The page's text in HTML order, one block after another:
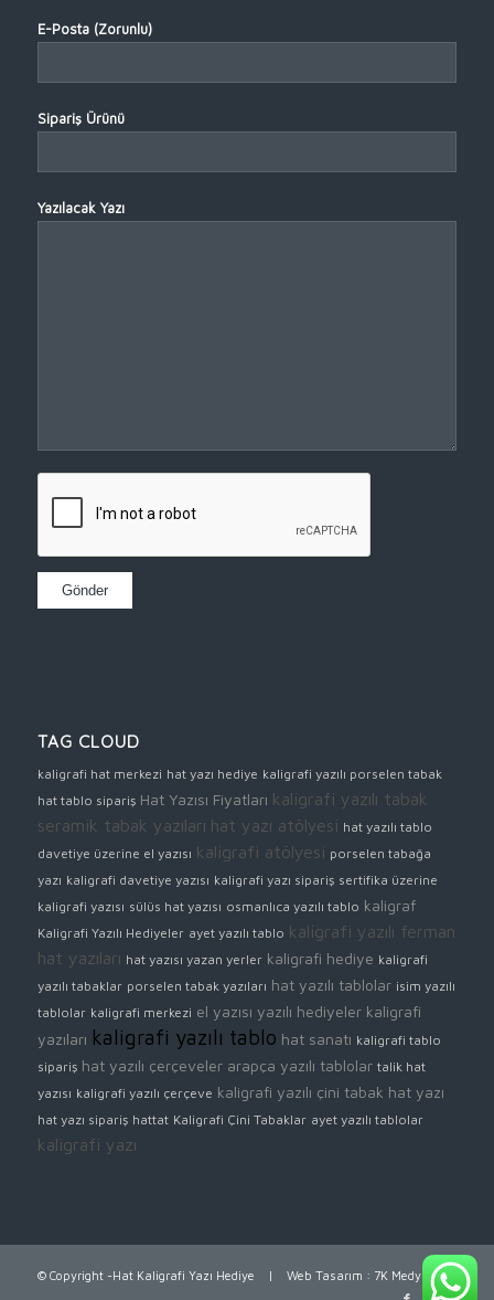
E-Posta (Zorunlu)
Sipariş Ürünü
Yazılacak Yazı
TAG CLOUD
kaligrafi hat merkezi hat yazı hediye kaligrafi yazılı porselen tabak
hat tablo sipariş Hat Yazısı Fiyatları kaligrafi yazılı tabak
seramik tabak yazıları hat yazı atölyesi hat yazılı tablo
davetiye üzerine el yazısı kaligrafi atölyesi porselen tabağa
yazı kaligrafi davetiye yazısı kaligrafi yazı sipariş sertifika üzerine
kaligrafi yazısı sülüs hat yazısı osmanlıca yazılı tablo kaligraf
Kaligrafi Yazılı Hediyeler ayet yazılı tablo kaligrafi yazılı ferman
hat yazıları hat yazısı yazan yerler kaligrafi hediye kaligrafi
yazılı tabaklar porselen tabak yazıları hat yazılı tablolar isim yazılı
tablolar kaligrafi merkezi el yazısı yazılı hediyeler kaligrafi
yazıları kaligrafi yazılı tablo hat sanatı kaligrafi tablo
sipariş hat yazılı çerçeveler arapça yazılı tablolar talik hat
yazısı kaligrafi yazılı çerçeve kaligrafi yazılı çini tabak hat yazı
hat yazı sipariş hattat Kaligrafi Çini Tabaklar ayet yazılı tablolar
kaligrafi yazı
© Copyright -Hat Kaligrafi Yazı Hediye | Web Tasarım : 7K Medya